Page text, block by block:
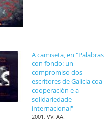
A camiseta, en "Palabras
con fondo: un
compromiso dos
escritores de Galicia coa
cooperación e a
solidariedade
internacional"
2001, VV. AA.